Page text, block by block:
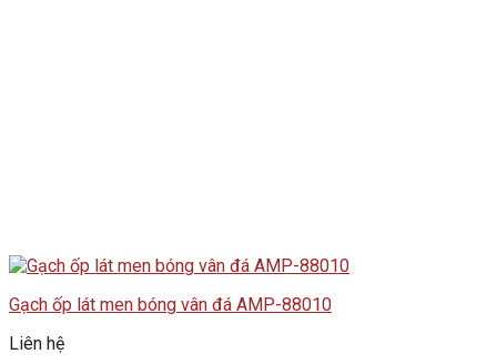
Gạch ốp lát men bóng vân đá AMP-88010
Liên hệ